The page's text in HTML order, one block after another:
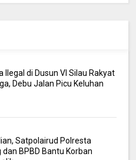
Ilegal di Dusun VI Silau Rakyat
Debu Jalan Picu Keluhan
Satpolairud Polresta
BPBD Bantu Korban